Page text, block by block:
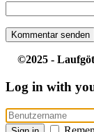
©2025 -
Log in with